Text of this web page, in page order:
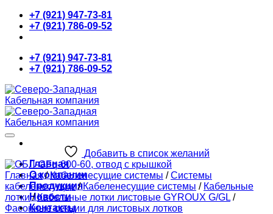
Skip
content
+7 (921) 947-73-81
+7 (921) 786-09-52
+7 (921) 947-73-81
+7 (921) 786-09-52
Главная
О компании
Продукция
Новости
Контакты
Добавить в список желаний
Главная / Кабеленесущие системы / Системы
кабеленесущие / Кабеленесущие системы / Кабельные
лотки / Кабельные лотки листовые GYROUX G/GL /
Фасонные секции для листовых лотков